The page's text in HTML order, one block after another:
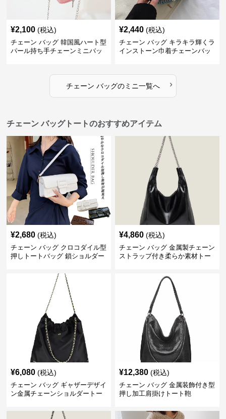
¥2,100 (税込)
チェーン バッグ 韓国風ハート型
パール持ち手チェーンミニバッ
¥2,440 (税込)
チェーン バッグ キラキラ輝くラ
インストーン巾着チェーンバッ
チェーン バッグのミニ一覧へ ›
チェーン バッグトートのおすすめアイテム
¥2,680 (税込)
チェーン バッグ クロコダイル型
押しトートバッグ 鎖ショルダー
¥4,860 (税込)
チェーン バッグ 金属製チェーン
ストラップ付き柔らか素材トー
¥6,080 (税込)
チェーン バッグ ギャザーデザイ
ン金属チェーンショルダートー
¥12,380 (税込)
チェーン バッグ 金属装飾付き型
押し加工肩掛けトート鞄